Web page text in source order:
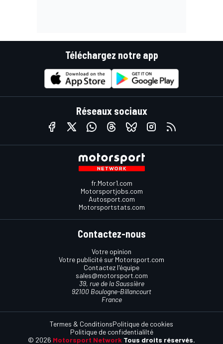
Téléchargez notre app
Réseaux sociaux
fr.Motor1.com
Motorsportjobs.com
Autosport.com
Motorsportstats.com
Contactez-nous
Votre opinion
Votre publicité sur Motorsport.com
Contactez l'équipe
sales@motorsport.com
39, rue de la Saussière
92100 Boulogne-Billancourt
France
© 2026 Motorsport Network Tous droits réservés.
Termes & ConditionsPolitique de cookies
Politique de confidentialilté